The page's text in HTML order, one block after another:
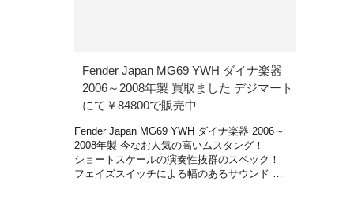
Fender Japan MG69 YWH ダイナ楽器
2006～2008年製 買取ました デジマート
にて￥84800で販売中
Fender Japan MG69 YWH ダイナ楽器 2006～
2008年製 今なお人気の高いムスタング！
ショートスケールの演奏性抜群のスペック！
フェイズスイッチによる幅のあるサウンド …